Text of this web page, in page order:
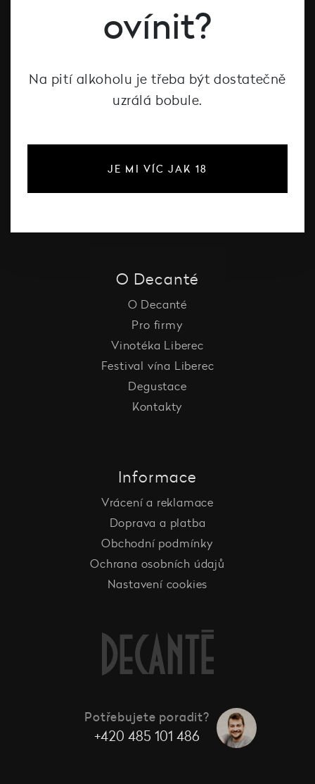
#dcntjelaska
Bílé víno
Růžové víno
Šumivé víno
O Decanté
O Decanté
Pro firmy
Vinotéka Liberec
Festival vína Liberec
Degustace
Kontakty
Informace
Vrácení a reklamace
Doprava a platba
Obchodní podmínky
Ochrana osobních údajů
Nastavení cookies
Potřebujete poradit?
+420 485 101 486
ovínit?
Na pití alkoholu je třeba být dostatečně
uzrálá bobule.
JE MI VÍC JAK 18